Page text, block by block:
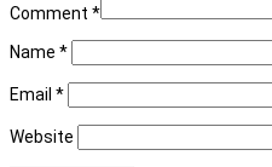
Comment *
Name *
Email *
Website